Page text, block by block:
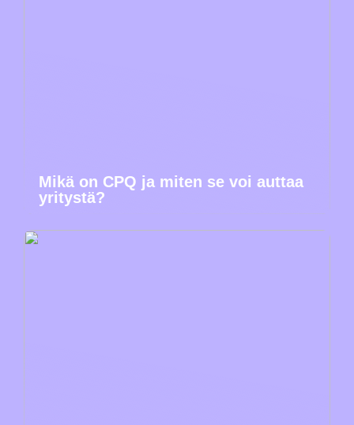
Mikä on CPQ ja miten se voi auttaa
yritystä?